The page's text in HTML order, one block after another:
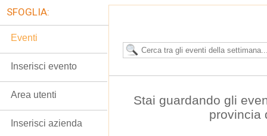
Stai guardando gli
provincia
SFOGLIA:
Eventi
Inserisci evento
Area utenti
Inserisci azienda